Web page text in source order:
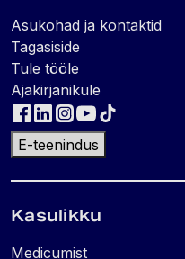
Asukohad ja kontaktid
Tagasiside
Tule tööle
Ajakirjanikule
E-teenindus
Kasulikku
Medicumist